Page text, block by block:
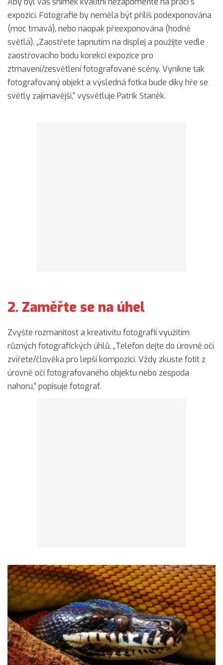
expozicí. Fotografie by neměla být příliš podexponována
(moc tmavá), nebo naopak přeexponována (hodně
světlá). „Zaostřete tapnutím na displej a použijte vedle
zaostřovacího bodu korekci expozice pro
ztmavení/zesvětlení fotografované scény. Vynikne tak
fotografovaný objekt a výsledná fotka bude díky hře se
světly zajímavější,“ vysvětluje Patrik Staněk.
2. Zaměřte se na úhel
Zvyšte rozmanitost a kreativitu fotografií využitím
různých fotografických úhlů. „Telefon dejte do úrovně očí
zvířete/člověka pro lepší kompozici. Vždy zkuste fotit z
úrovně očí fotografovaného objektu nebo zespoda
nahoru,“ popisuje fotograf.